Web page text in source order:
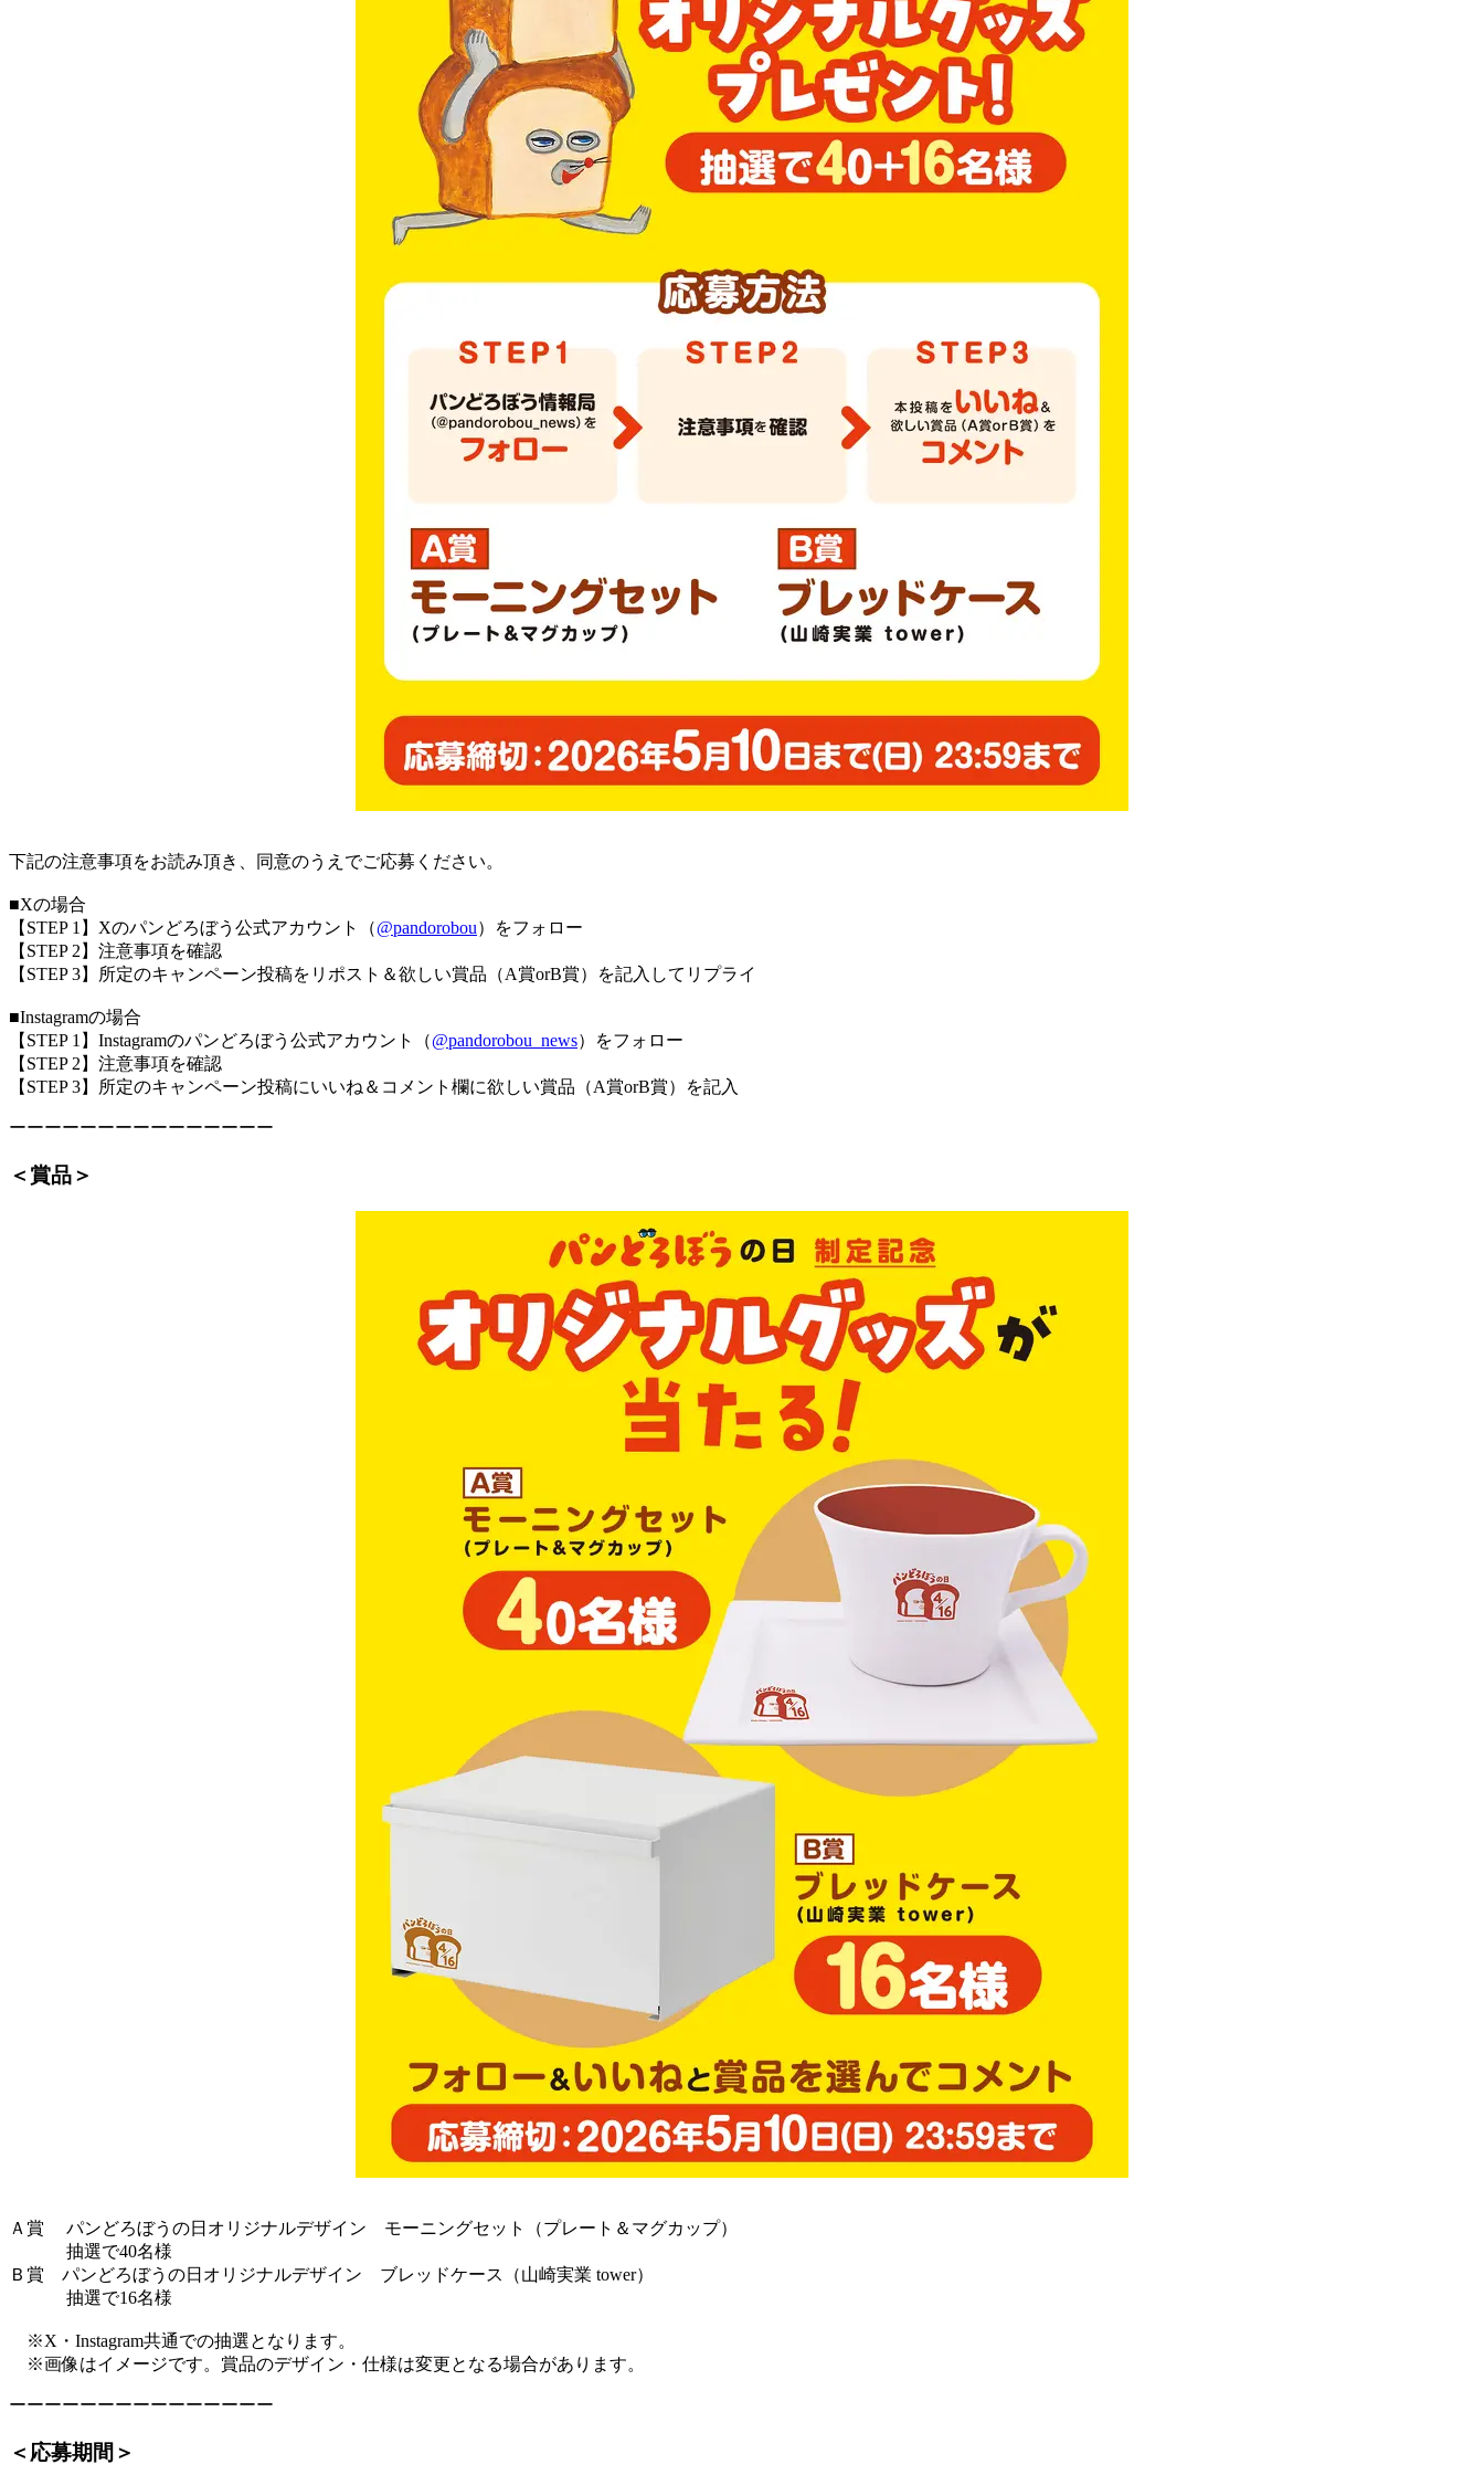
下記の注意事項をお読み頂き、同意のうえでご応募ください。
■Xの場合
【STEP 1】Xのパンどろぼう公式アカウント（@pandorobou）をフォロー
【STEP 2】注意事項を確認
【STEP 3】所定のキャンペーン投稿をリポスト＆欲しい賞品（A賞orB賞）を記入してリプライ
■Instagramの場合
【STEP 1】Instagramのパンどろぼう公式アカウント（@pandorobou_news）をフォロー
【STEP 2】注意事項を確認
【STEP 3】所定のキャンペーン投稿にいいね＆コメント欄に欲しい賞品（A賞orB賞）を記入
ーーーーーーーーーーーーーーー
＜賞品＞
Ａ賞 パンどろぼうの日オリジナルデザイン モーニングセット（プレート＆マグカップ）
抽選で40名様
Ｂ賞 パンどろぼうの日オリジナルデザイン ブレッドケース（山崎実業 tower）
抽選で16名様
※X・Instagram共通での抽選となります。
※画像はイメージです。賞品のデザイン・仕様は変更となる場合があります。
ーーーーーーーーーーーーーーー
＜応募期間＞